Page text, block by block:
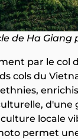
de Ha Giang
par le col
cols du
d'une
locale
permet